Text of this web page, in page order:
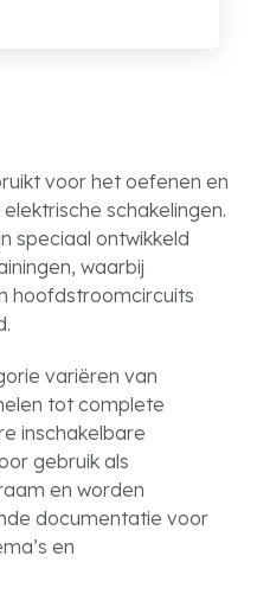
voor het oefenen en
schakelingen.
speciaal ontwikkeld
waarbij
hoofdstroomcircuits
variëren van
tot complete
inschakelbare
gebruik als
en worden
documentatie voor
en